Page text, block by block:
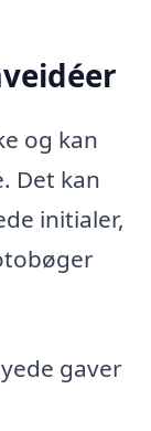
og kan
Det kan
initialer,
gaver